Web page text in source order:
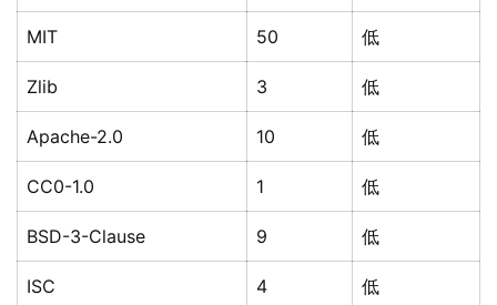
MIT 50 低
Zlib 3 低
Apache-2.0 10 低
CC0-1.0 1 低
BSD-3-Clause 9 低
ISC 4 低